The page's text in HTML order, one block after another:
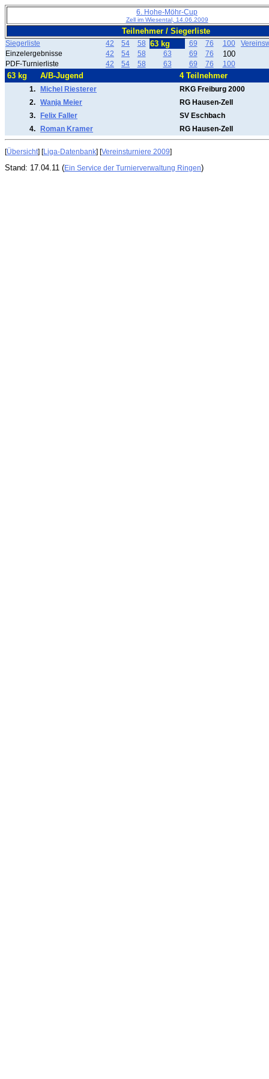
6. Hohe-Möhr-Cup
Zell im Wiesental, 14.06.2009
Teilnehmer / Siegerliste
Siegerliste 42 54 58 63 kg 69 76 100
Einzelergebnisse
42 54 58 63 69 76 100
PDF-Turnierliste 42 54 58 63 69 76 100
63 kg A/B-Jugend 4 Teilnehmer
1. Michel Riesterer
RKG Freiburg 2000
2. Wanja Meier
RG Hausen-Zell
3.
Felix Faller
SV Eschbach
4.
Roman Kramer RG Hausen-Zell
[Übersicht] [Liga-Datenbank] [Vereinsturniere 2009]
Stand: 17.04.11 (Ein Service der Turnierverwaltung Ringen)